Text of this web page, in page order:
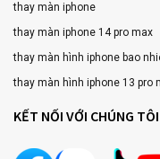
thay màn iphone
thay màn iphone 14 pro max
thay màn hình iphone bao
thay màn hình iphone 13 pro
KẾT NỐI VỚI CHÚNG TÔI